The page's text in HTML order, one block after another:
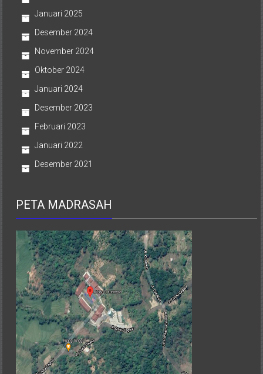
Januari 2025
Desember 2024
November 2024
Oktober 2024
Januari 2024
Desember 2023
Februari 2023
Januari 2022
Desember 2021
PETA MADRASAH